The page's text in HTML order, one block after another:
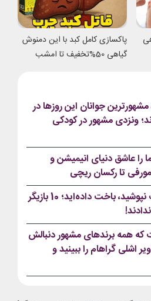
پاکسازی کامل کبد با این دمنوش
گیاهی 50%تخفیف تا امشب
مشهورترین جوانان این روزها در
ونزدی مشهور در کودکی
را عاشق دنیای انیمیشن و
مورفی تا رکسان ریچی
این روزها اگر لباس ست نپوشید، باخت داده‌اید؛ 10 بازیگر
که همه برندهای مشهور دنبالش
اشلی گراهام را ببینید و